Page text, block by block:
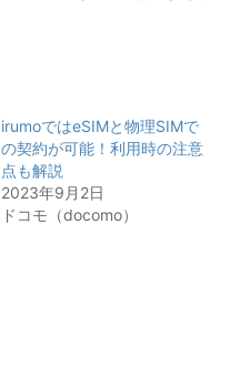
irumoではeSIMと物理SIMで
の契約が可能！利用時の注意
点も解説
2023年9月2日
ドコモ（docomo）